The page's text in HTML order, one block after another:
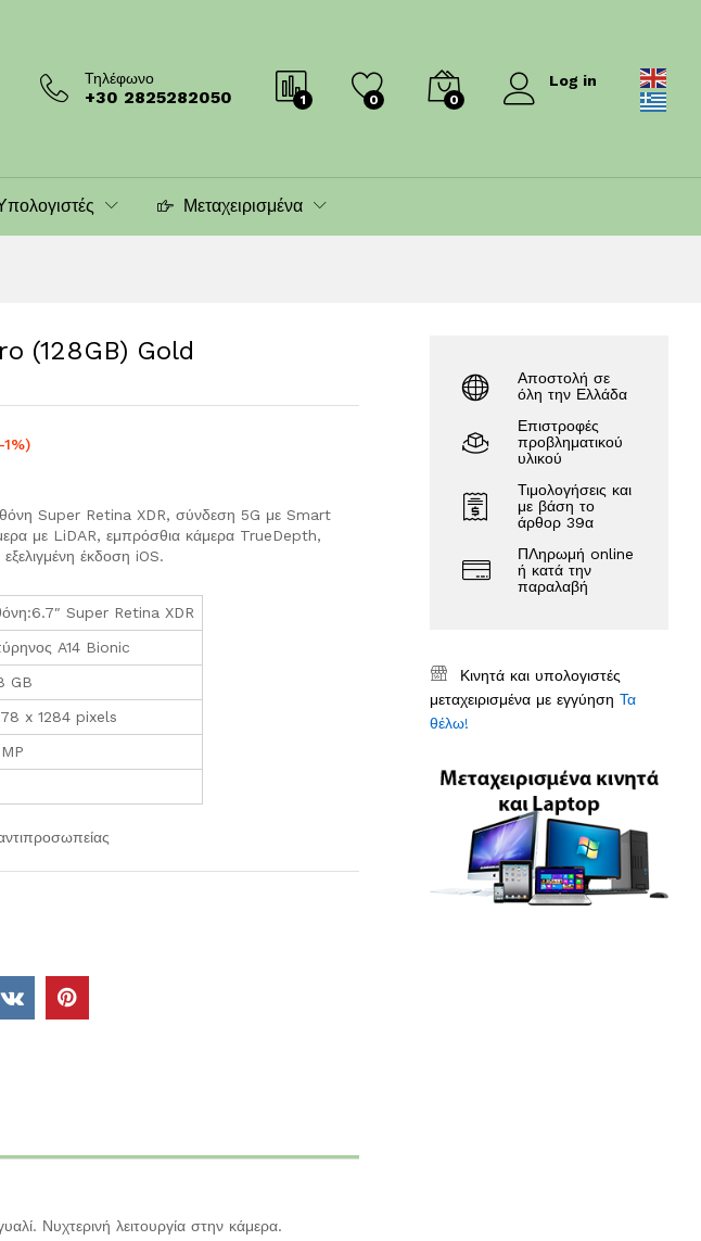
Τηλέφωνο
+30 2825282050 1 0 0
Log in
Μεταχειρισμένα
(128GB) Gold
1%)
Super Retina XDR, σύνδεση 5G με Smart
με LiDAR, εμπρόσθια κάμερα TrueDepth,
έκδοση iOS.
Super Retina XDR
A14 Bionic
GB
x 1284 pixels
Νυχτερινή λειτουργία στην κάμερα.
Αποστολή σε
όλη την Ελλάδα
Επιστροφές
προβληματικού
υλικού
Τιμολογήσεις και
με βάση το
άρθορ 39α
ΠΛηρωμή online
ή κατά την
παραλαβή
Κινητά και υπολογιστές
μεταχειρισμένα με εγγύησηΤα
θέλω!